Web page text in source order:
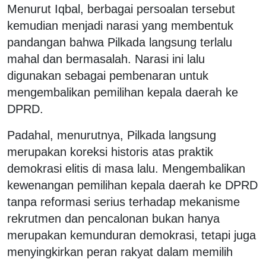
Menurut Iqbal, berbagai persoalan tersebut
kemudian menjadi narasi yang membentuk
pandangan bahwa Pilkada langsung terlalu
mahal dan bermasalah. Narasi ini lalu
digunakan sebagai pembenaran untuk
mengembalikan pemilihan kepala daerah ke
DPRD.
Padahal, menurutnya, Pilkada langsung
merupakan koreksi historis atas praktik
demokrasi elitis di masa lalu. Mengembalikan
kewenangan pemilihan kepala daerah ke DPRD
tanpa reformasi serius terhadap mekanisme
rekrutmen dan pencalonan bukan hanya
merupakan kemunduran demokrasi, tetapi juga
menyingkirkan peran rakyat dalam memilih